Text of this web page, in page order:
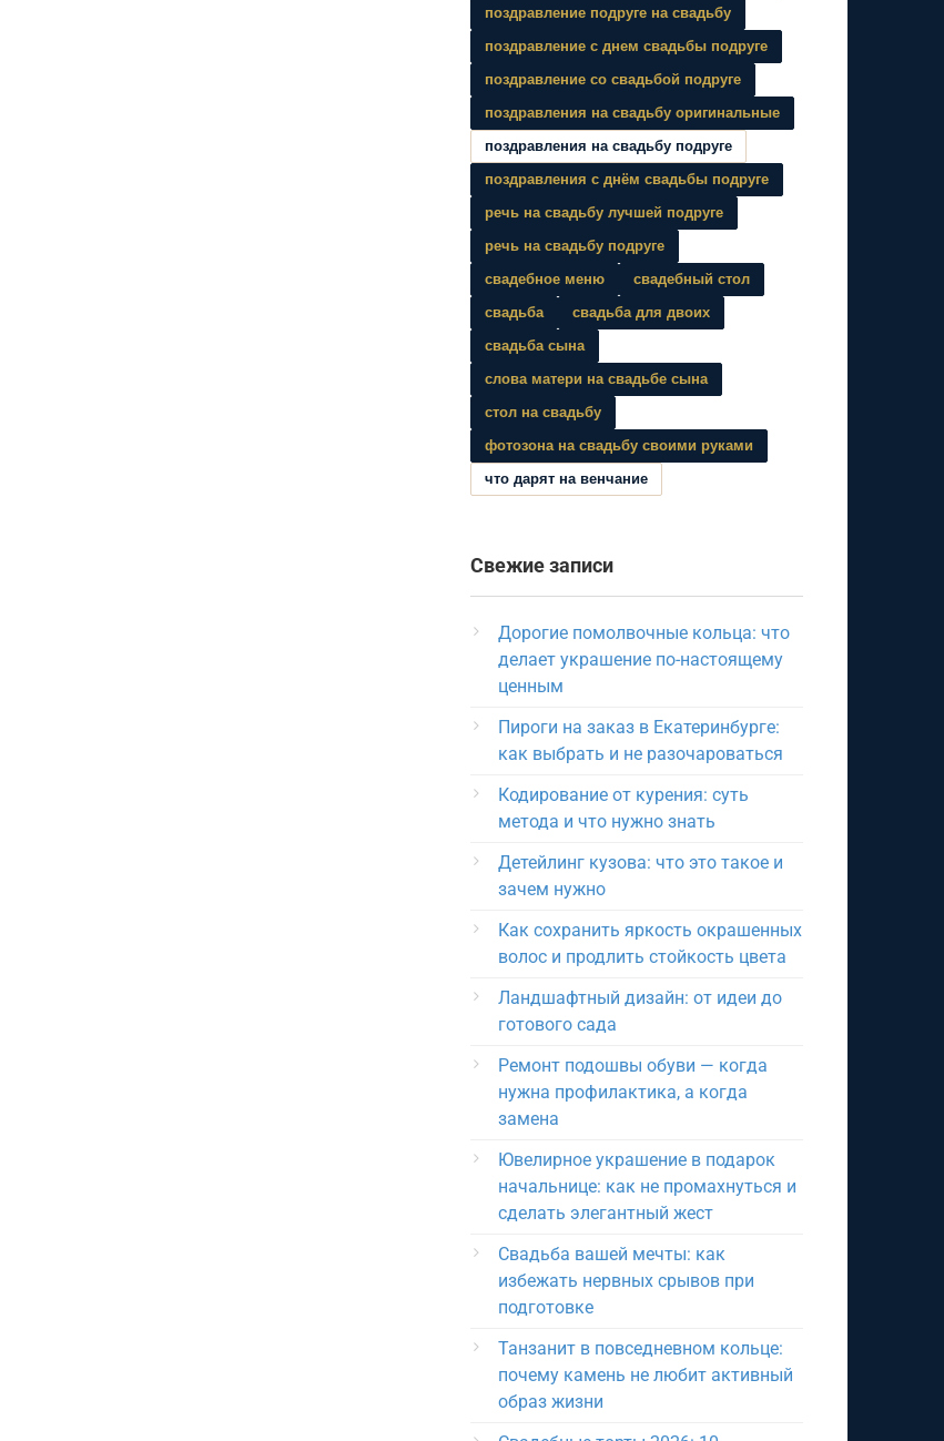
поздравление подруге на свадьбу
поздравление с днем свадьбы подруге
поздравление со свадьбой подруге
поздравления на свадьбу оригинальные
поздравления на свадьбу подруге
поздравления с днём свадьбы подруге
речь на свадьбу лучшей подруге
речь на свадьбу подруге
свадебное меню
свадебный стол
свадьба
свадьба для двоих
свадьба сына
слова матери на свадьбе сына
стол на свадьбу
фотозона на свадьбу своими руками
что дарят на венчание
Свежие записи
Дорогие помолвочные кольца: что
делает украшение по-настоящему
ценным
Пироги на заказ в Екатеринбурге:
как выбрать и не разочароваться
Кодирование от курения: суть
метода и что нужно знать
Детейлинг кузова: что это такое и
зачем нужно
Как сохранить яркость окрашенных
волос и продлить стойкость цвета
Ландшафтный дизайн: от идеи до
готового сада
Ремонт подошвы обуви — когда
нужна профилактика, а когда
замена
Ювелирное украшение в подарок
начальнице: как не промахнуться и
сделать элегантный жест
Свадьба вашей мечты: как
избежать нервных срывов при
подготовке
Танзанит в повседневном кольце:
почему камень не любит активный
образ жизни